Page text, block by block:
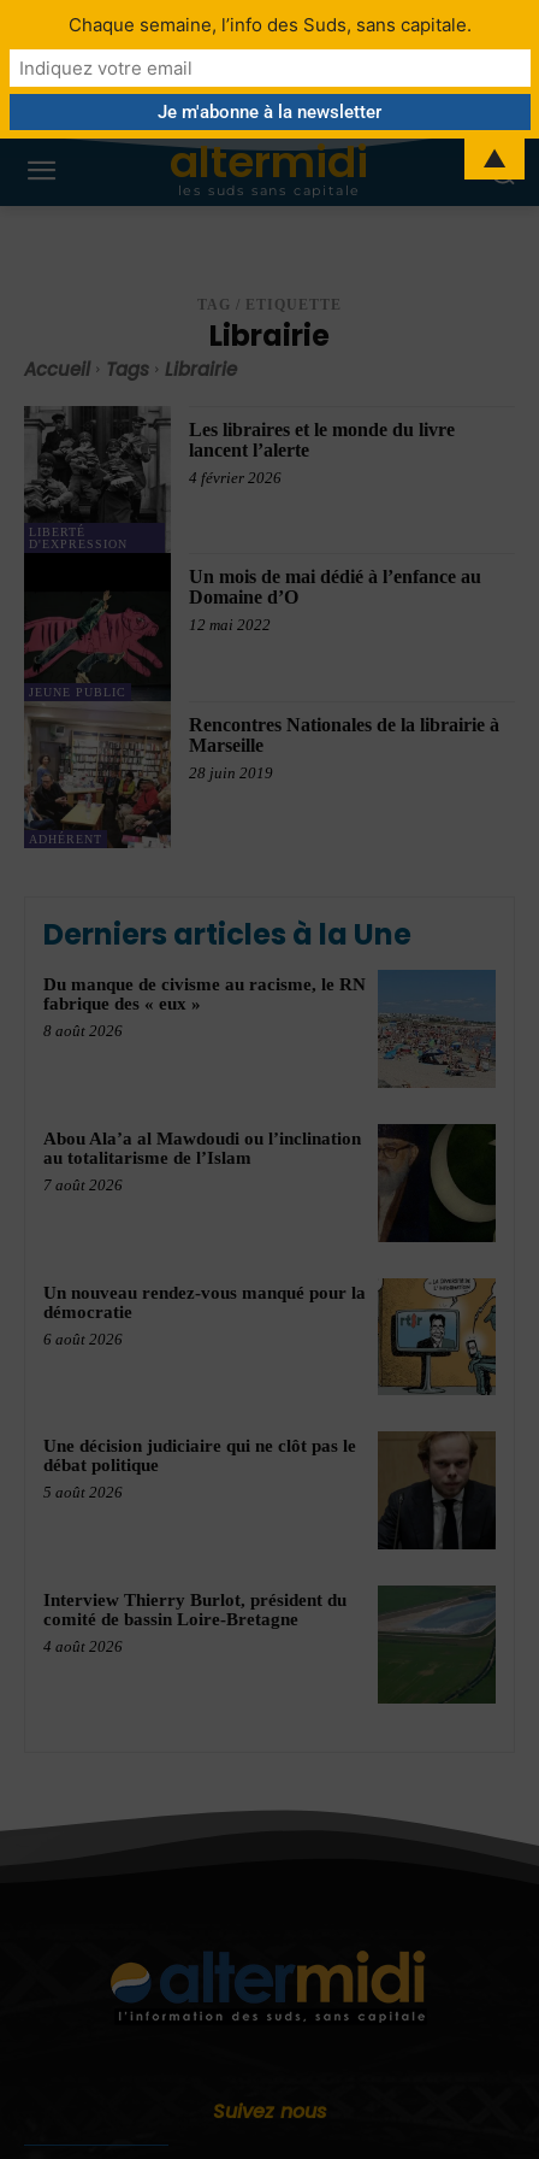
altermidi
les suds sans capitale
TAG / ETIQUETTE
Librairie
Accueil Tags Librairie
LIBERTÉ
D'EXPRESSION
Les libraires et le monde du livre
lancent l’alerte
4 février 2026
JEUNE PUBLIC
Un mois de mai dédié à l’enfance au
Domaine d’O
12 mai 2022
ADHÉRENT
Rencontres Nationales de la librairie à
Marseille
28 juin 2019
Derniers articles à la Une
Du manque de civisme au racisme, le RN
fabrique des « eux »
8 août 2026
Abou Ala’a al Mawdoudi ou l’inclination
au totalitarisme de l’Islam
7 août 2026
Un nouveau rendez-vous manqué pour la
démocratie
6 août 2026
Une décision judiciaire qui ne clôt pas le
débat politique
5 août 2026
Interview Thierry Burlot, président du
comité de bassin Loire-Bretagne
4 août 2026
Suivez nous
Chaque semaine, l’info des Suds, sans capitale.
▲